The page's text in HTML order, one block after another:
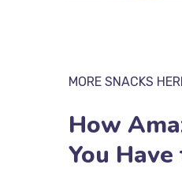
MORE SNACKS
How
You Have